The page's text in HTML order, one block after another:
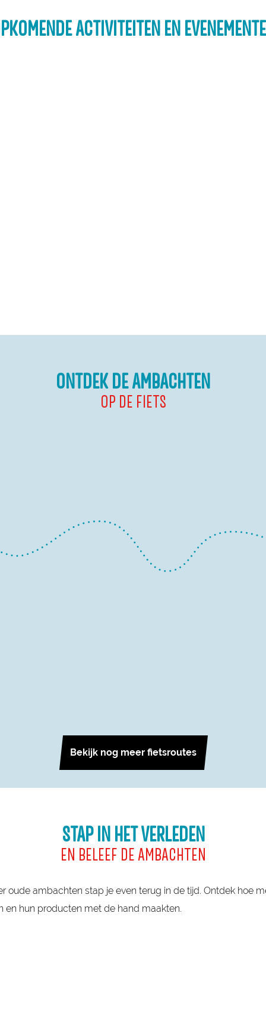
ACTIVITEITEN EN
ONTDEK DE AMBACHTEN
OP DE FIETS
Bekijk nog meer fietsroutes
STAP IN HET VERLEDEN
EN BELEEF DE AMBACHTEN
oude ambachten stap je even terug in de tijd. Ontdek hoe
en hun producten met de hand maakten.